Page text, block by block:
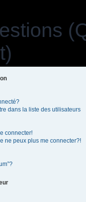
dans la liste des utilisateurs
connecter!
ne peux plus me connecter?!